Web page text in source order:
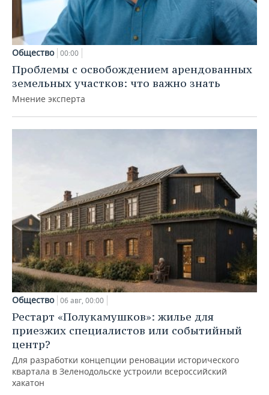
Общество 00:00
Проблемы с освобождением арендованных
земельных участков: что важно знать
Мнение эксперта
Общество 06 авг, 00:00
Рестарт «Полукамушков»: жилье для
приезжих специалистов или событийный
центр?
Для разработки концепции реновации исторического
квартала в Зеленодольске устроили всероссийский
хакатон